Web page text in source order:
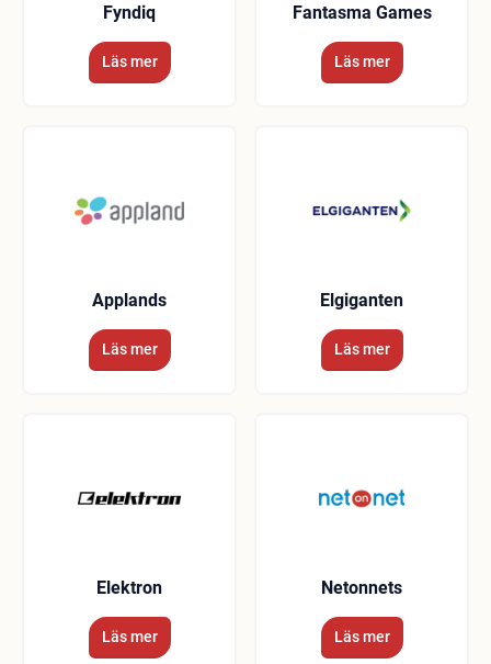
Fyndiq
Läs mer
Fantasma Games
Läs mer
Applands
Läs mer
Elgiganten
Läs mer
Elektron
Läs mer
Netonnets
Läs mer